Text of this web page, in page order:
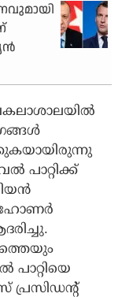
പാറ്റിക്ക്
ഹോണര്‍
പാറ്റിയെ
പ്രസിഡന്റ്